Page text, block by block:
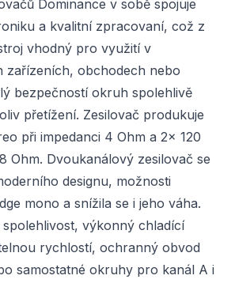
Dominance v sobě spojuje
a kvalitní zpracovaní, což z
vhodný pro využití v
zařízeních, obchodech nebo
bezpečností okruh spolehlivě
přetížení. Zesilovač produkuje
při impedanci 4 Ohm a 2x 120
Ohm. Dvoukanálový zesilovač se
designu, možnosti
mono a snížila se i jeho váha.
spolehlivost, výkonný chladící
rychlostí, ochranný obvod
samostatné okruhy pro kanál A i